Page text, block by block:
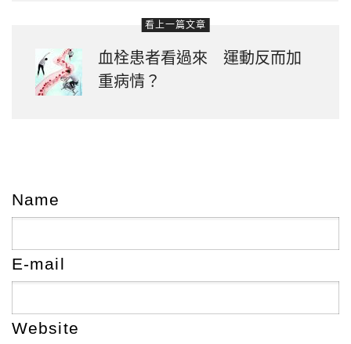
看上一篇文章
血栓患者看過來 運動反而加
重病情？
Name
E-mail
Website